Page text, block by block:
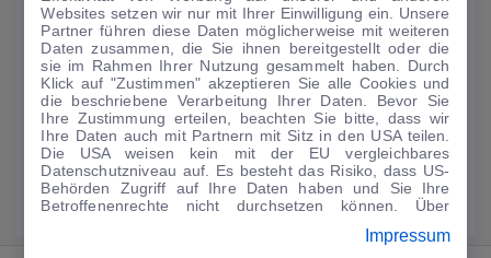
188€/mtl.
Guter Preis4
0 € Anzahlung ·60 Monate ·Finanzierungs-Details
Angebot anfragen Rate anpassen
Kraftstoffverbrauch komb. 18 l/100 km · CO₂-Emissionen komb. 0 g/km ·
CO₂-Klasse G · WLTP*
Websites setzen wir nur mit Ihrer Einwilligung ein. Unsere
Partner führen diese Daten möglicherweise mit weiteren
Daten zusammen, die Sie ihnen bereitgestellt oder die
sie im Rahmen Ihrer Nutzung gesammelt haben. Durch
Klick auf "Zustimmen" akzeptieren Sie alle Cookies und
die beschriebene Verarbeitung Ihrer Daten. Bevor Sie
Ihre Zustimmung erteilen, beachten Sie bitte, dass wir
Ihre Daten auch mit Partnern mit Sitz in den USA teilen.
Die USA weisen kein mit der EU vergleichbares
Datenschutzniveau auf. Es besteht das Risiko, dass US-
Behörden Zugriff auf Ihre Daten haben und Sie Ihre
Betroffenenrechte nicht durchsetzen können. Über
anpassen. Dies ist auch später jederzeit im Bereich
Impressum